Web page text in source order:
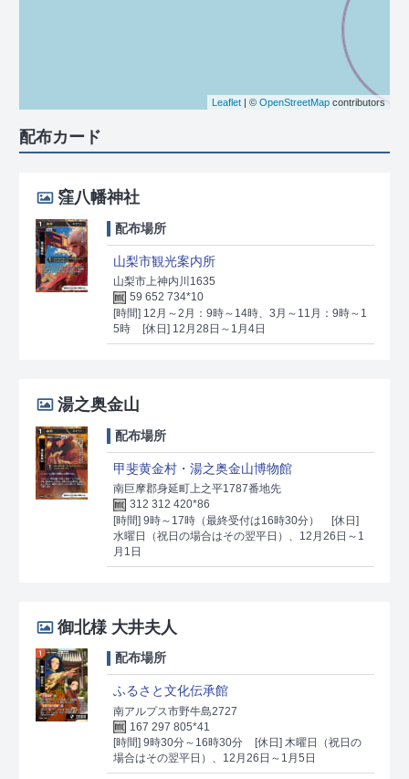
Leaflet | © OpenStreetMap contributors
配布カード
窪八幡神社
配布場所
山梨市観光案内所
山梨市上神内川1635
59 652 734*10
[時間] 12月～2月：9時～14時、3月～11月：9時～1
5時
[休日] 12月28日～1月4日
湯之奥金山
配布場所
甲斐黄金村・湯之奥金山博物館
南巨摩郡身延町上之平1787番地先
312 312 420*86
[時間] 9時～17時（最終受付は16時30分）
[休日]
水曜日（祝日の場合はその翌平日）、12月26日～1
月1日
御北様 大井夫人
配布場所
ふるさと文化伝承館
南アルプス市野牛島2727
167 297 805*41
[時間] 9時30分～16時30分
[休日] 木曜日（祝日の
場合はその翌平日）、12月26日～1月5日